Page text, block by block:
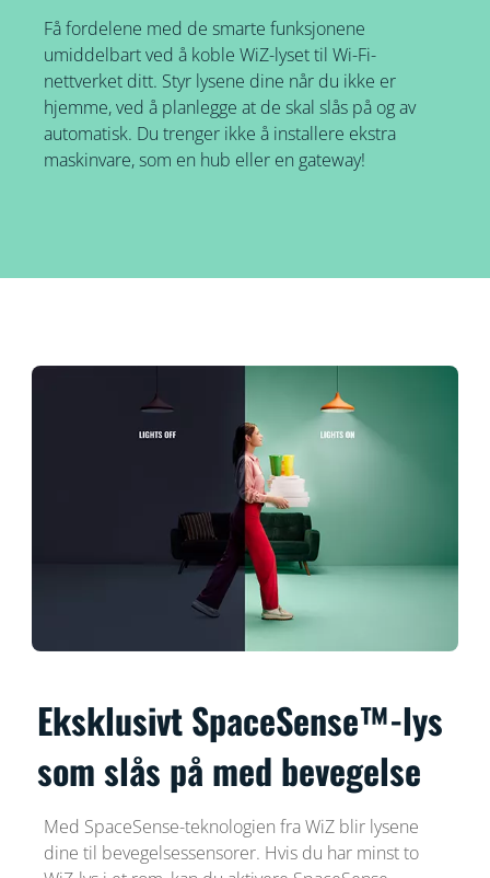
Få fordelene med de smarte funksjonene
umiddelbart ved å koble WiZ-lyset til Wi-Fi-
nettverket ditt. Styr lysene dine når du ikke er
hjemme, ved å planlegge at de skal slås på og av
automatisk. Du trenger ikke å installere ekstra
maskinvare, som en hub eller en gateway!
Eksklusivt SpaceSense™-lys
som slås på med bevegelse
Med SpaceSense-teknologien fra WiZ blir lysene
dine til bevegelsessensorer. Hvis du har minst to